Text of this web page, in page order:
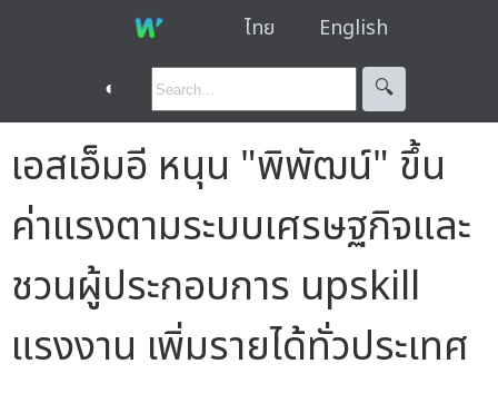
ไทย English
◐ 🔍︎
เอสเอ็มอี หนุน "พิพัฒน์" ขึ้น
ค่าแรงตามระบบเศรษฐกิจและ
ชวนผู้ประกอบการ upskill
แรงงาน เพิ่มรายได้ทั่วประเทศ